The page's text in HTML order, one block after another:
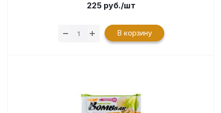
225руб./шт
В корзину